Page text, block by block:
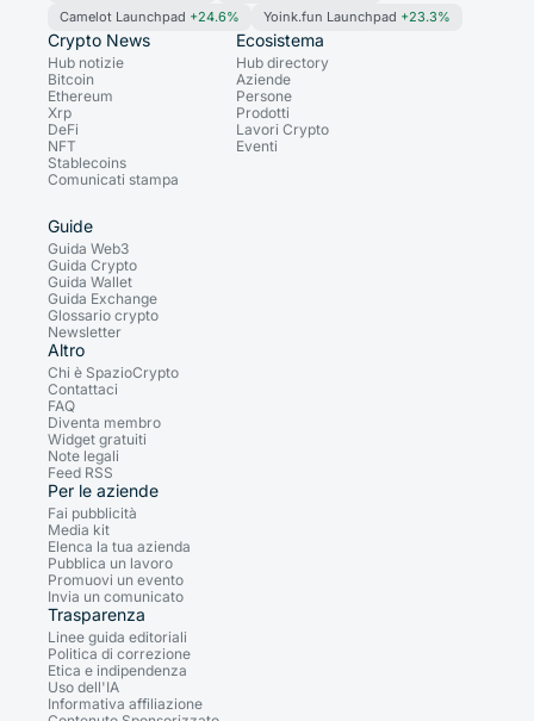
Camelot Launchpad +24.6% Yoink.fun Launchpad +23.3%
Crypto News
Hub notizie
Bitcoin
Ethereum
Xrp
DeFi
NFT
Stablecoins
Comunicati stampa
Ecosistema
Hub directory
Aziende
Persone
Prodotti
Lavori Crypto
Eventi
Guide
Guida Web3
Guida Crypto
Guida Wallet
Guida Exchange
Glossario crypto
Newsletter
Altro
Chi è SpazioCrypto
Contattaci
FAQ
Diventa membro
Widget gratuiti
Note legali
Feed RSS
Per le aziende
Fai pubblicità
Media kit
Elenca la tua azienda
Pubblica un lavoro
Promuovi un evento
Invia un comunicato
Trasparenza
Linee guida editoriali
Politica di correzione
Etica e indipendenza
Uso dell'IA
Informativa affiliazione